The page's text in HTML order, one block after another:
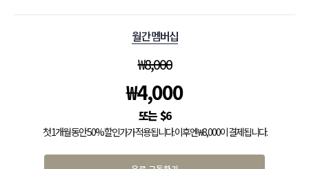
월간 멤버십
₩8,000
₩4,000
$6
첫 1개월 동안 50% 할인가가 적용됩니다. 이후엔 ₩8,000이 결제됩니다.